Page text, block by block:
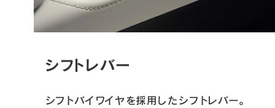
シフトレバー
シフトバイワイヤを採用したシフトレバー。